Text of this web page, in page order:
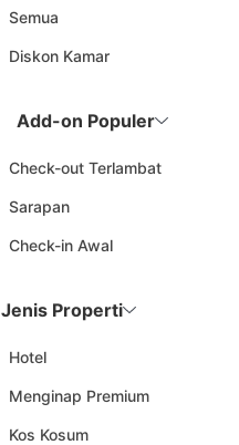
Semua
Diskon Kamar
Add-on Populer
Check-out Terlambat
Sarapan
Check-in Awal
Jenis Properti
Hotel
Menginap Premium
Kos Kosum